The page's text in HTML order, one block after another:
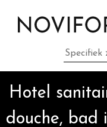
Hotel
douche, bad